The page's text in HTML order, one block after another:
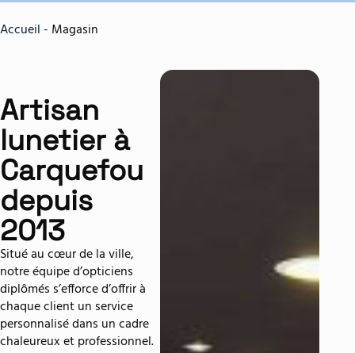
Accueil - Magasin
Artisan
lunetier à
Carquefou
depuis
2013
Situé au cœur de la ville,
notre équipe d’opticiens
diplômés s’efforce d’offrir à
chaque client un service
personnalisé dans un cadre
chaleureux et professionnel.